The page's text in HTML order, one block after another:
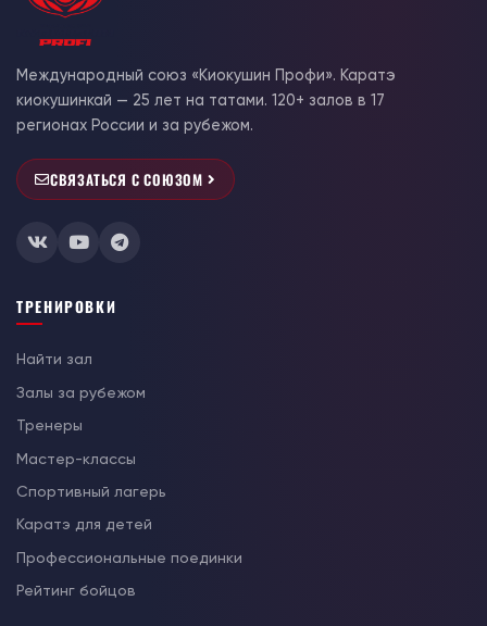
Международный союз «Киокушин Профи». Каратэ
киокушинкай — 25 лет на татами. 120+ залов в 17
регионах России и за рубежом.
СВЯЗАТЬСЯ С СОЮЗОМ
ТРЕНИРОВКИ
Найти зал
Залы за рубежом
Тренеры
Мастер-классы
Спортивный лагерь
Каратэ для детей
Профессиональные поединки
Рейтинг бойцов